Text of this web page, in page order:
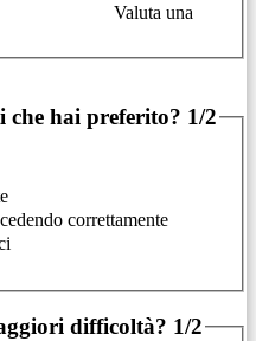
Valuta una
che hai preferito? 1/2
correttamente
difficoltà? 1/2